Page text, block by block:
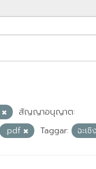
สัญญาอนุญาต:
.pdf Taggar: ฉะเ